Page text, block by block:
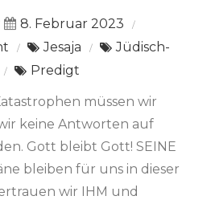
8. Februar 2023
Jesaja
Jüdisch-
Predigt
müssen wir
keine Antworten auf
Gott bleibt Gott! SEINE
bleiben für uns in dieser
wir IHM und